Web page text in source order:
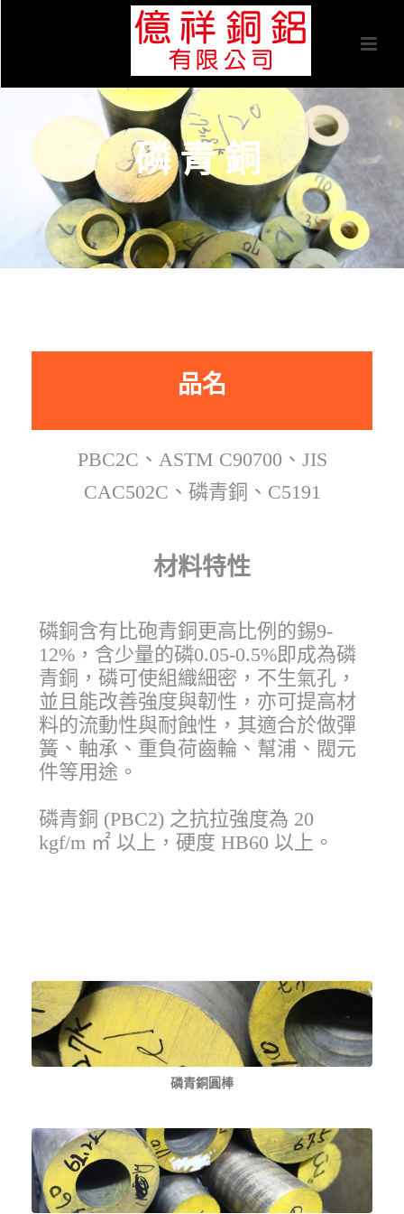
磷青銅
品名
PBC2C、ASTM C90700、JIS
CAC502C、磷青銅、C5191
材料特性
磷銅含有比砲青銅更高比例的錫9-
12%，含少量的磷0.05-0.5%即成為磷
青銅，磷可使組織細密，不生氣孔，
並且能改善強度與韌性，亦可提高材
料的流動性與耐蝕性，其適合於做彈
簧、軸承、重負荷齒輪、幫浦、閥元
件等用途。
磷青銅 (PBC2) 之抗拉強度為 20
kgf/m ㎡ 以上，硬度 HB60 以上。
磷青銅圓棒